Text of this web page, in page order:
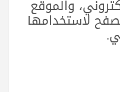
والموقع
لاستخدامها